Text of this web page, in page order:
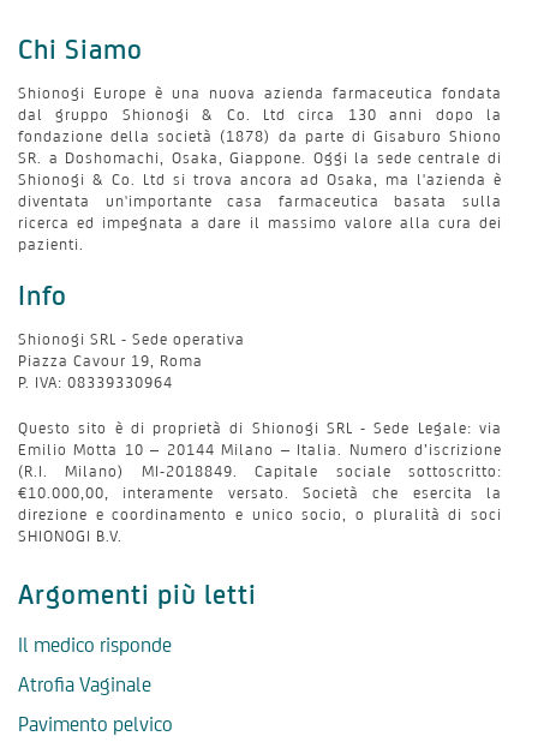
Chi Siamo
Shionogi Europe è una nuova azienda farmaceutica fondata
dal gruppo Shionogi & Co. Ltd circa 130 anni dopo la
fondazione della società (1878) da parte di Gisaburo Shiono
SR. a Doshomachi, Osaka, Giappone. Oggi la sede centrale di
Shionogi & Co. Ltd si trova ancora ad Osaka, ma l'azienda è
diventata un'importante casa farmaceutica basata sulla
ricerca ed impegnata a dare il massimo valore alla cura dei
pazienti.
Info
Shionogi SRL - Sede operativa
Piazza Cavour 19, Roma
P. IVA: 08339330964
Questo sito è di proprietà di Shionogi SRL - Sede Legale: via
Emilio Motta 10 – 20144 Milano – Italia. Numero d’iscrizione
(R.I. Milano) MI-2018849. Capitale sociale sottoscritto:
€10.000,00, interamente versato. Società che esercita la
direzione e coordinamento e unico socio, o pluralità di soci
SHIONOGI B.V.
Argomenti più letti
Il medico risponde
Atrofia Vaginale
Pavimento pelvico